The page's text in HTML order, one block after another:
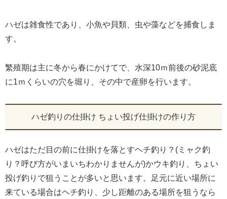
ハゼは雑食性であり、小魚や貝類、虫や藻などを捕食しま
す。
繁殖期は主に冬から春にかけてで、水深10ｍ前後の砂泥底
に1ｍくらいの穴を堀り、その中で産卵を行います。
ハゼ釣りの仕掛け ちょい投げ仕掛けの作り方
ハゼはただ目の前に仕掛けを落とすヘチ釣り？(ミャク釣
り？呼び方がいまいちわかりませんが)かウキ釣り、ちょい
投げ釣りで狙うことが多いと思います。足元に近い場所に
来ている場合はヘチ釣り、少し距離のある場所を狙うなら